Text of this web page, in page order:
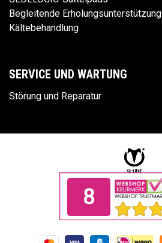
Begleitende Erholungsunterstützung
Kältebehandlung
SERVICE UND WARTUNG
Störung und Reparatur